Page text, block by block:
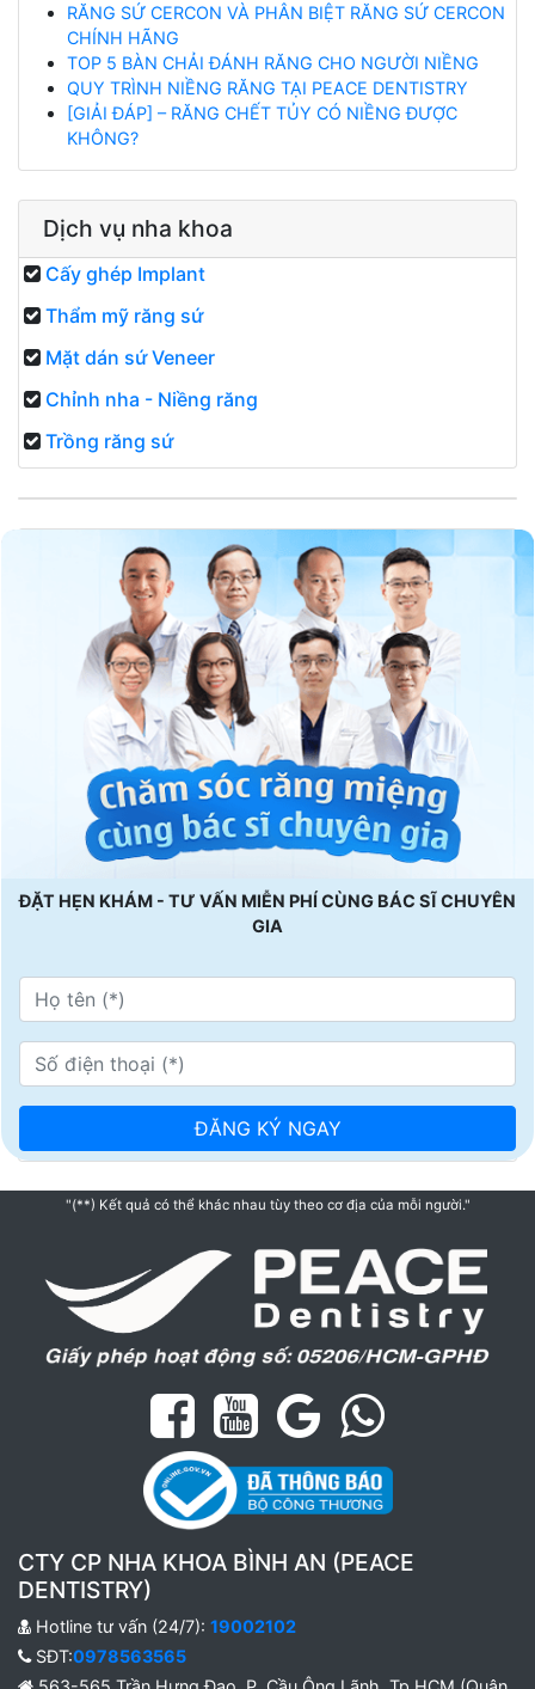
RĂNG SỨ CERCON VÀ PHÂN BIỆT RĂNG SỨ CERCON
CHÍNH HÃNG
TOP 5 BÀN CHẢI ĐÁNH RĂNG CHO NGƯỜI NIỀNG
QUY TRÌNH NIỀNG RĂNG TẠI PEACE DENTISTRY
[GIẢI ĐÁP] – RĂNG CHẾT TỦY CÓ NIỀNG ĐƯỢC
KHÔNG?
Dịch vụ nha khoa
Cấy ghép Implant
Thẩm mỹ răng sứ
Mặt dán sứ Veneer
Chỉnh nha - Niềng răng
Trồng răng sứ
ĐẶT HẸN KHÁM - TƯ VẤN MIỄN PHÍ CÙNG BÁC SĨ CHUYÊN
GIA
"(**) Kết quả có thể khác nhau tùy theo cơ địa của mỗi người."
CTY CP NHA KHOA BÌNH AN (PEACE
DENTISTRY)
Hotline tư vấn (24/7): 19002102
SĐT:0978563565